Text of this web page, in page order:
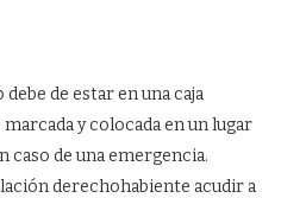
de estar en una caja
y colocada en un lugar
caso de una emergencia.
derechohabiente acudir a